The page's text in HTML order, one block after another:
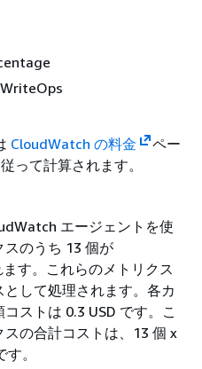
CloudWatch の料金
ペー
って計算されます。
エージェントを使
スのうち 13 個が
す。これらのメトリクス
して処理されます。各カ
ストは 0.3 USD です。こ
の合計コストは、13 個 x
。